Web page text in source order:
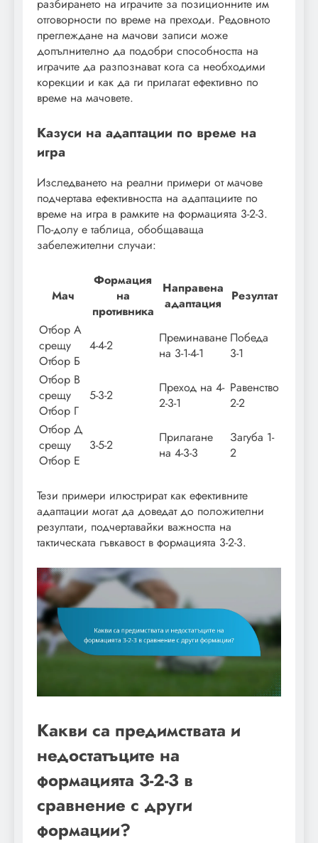
разбирането на играчите за позиционните им
отговорности по време на преходи. Редовното
преглеждане на мачови записи може
допълнително да подобри способността на
играчите да разпознават кога са необходими
корекции и как да ги прилагат ефективно по
време на мачовете.
Казуси на адаптации по време на
игра
Изследването на реални примери от мачове
подчертава ефективността на адаптациите по
време на игра в рамките на формацията 3-2-3.
По-долу е таблица, обобщаваща
забележителни случаи:
Мач
Формация
на
противника
Направена
адаптация
Резултат
Отбор А
срещу
Отбор Б
4-4-2
Преминаване
на 3-1-4-1
Победа
3-1
Отбор В
срещу
Отбор Г
5-3-2
Преход на 4-
2-3-1
Равенство
2-2
Отбор Д
срещу
Отбор Е
3-5-2
Прилагане
на 4-3-3
Загуба 1-
2
Тези примери илюстрират как ефективните
адаптации могат да доведат до положителни
резултати, подчертавайки важността на
тактическата гъвкавост в формацията 3-2-3.
Какви са предимствата и
недостатъците на
формацията 3-2-3 в
сравнение с други
формации?